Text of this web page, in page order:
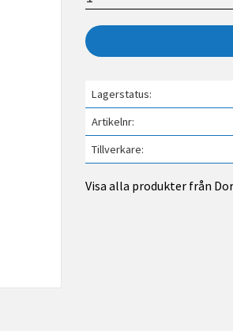
Lagerstatus
Artikelnr
Tillverkare
Visa alla produkter från